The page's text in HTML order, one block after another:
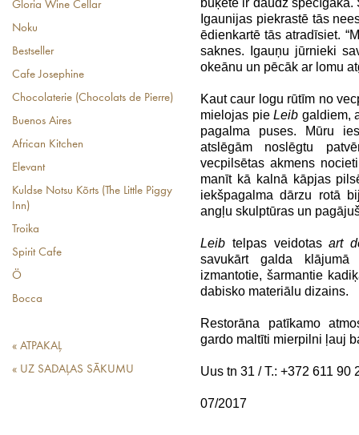
Gloria Wine Cellar
Noku
Bestseller
Cafe Josephine
Chocolaterie (Chocolats de Pierre)
Buenos Aires
African Kitchen
Elevant
Kuldse Notsu Kõrts (The Little Piggy
Inn)
Troika
Spirit Cafe
Ö
Bocca
« ATPAKAĻ
« UZ SADAĻAS SĀKUMU
buķete ir daudz
Igaunijas piekrastē tās
ēdienkartē tās atradīsiet.
saknes. Igauņu jūrnieki
okeānu un pēcāk ar lomu
Kaut caur logu rūtīm no
mielojas pie Leib galdiem,
pagalma puses. Mūru
atslēgām noslēgtu
vecpilsētas akmens
manīt kā kalnā kāpjas
iekšpagalma dārzu rotā
angļu skulptūras un
Leib telpas veidotasart
savukārt galda
izmantotie, šarmantie
dabisko materiālu dizains.
Restorāna patīkamo
gardo maltīti mierpilni ļauj
Uus tn 31 / T.: +372 611 90
07/2017